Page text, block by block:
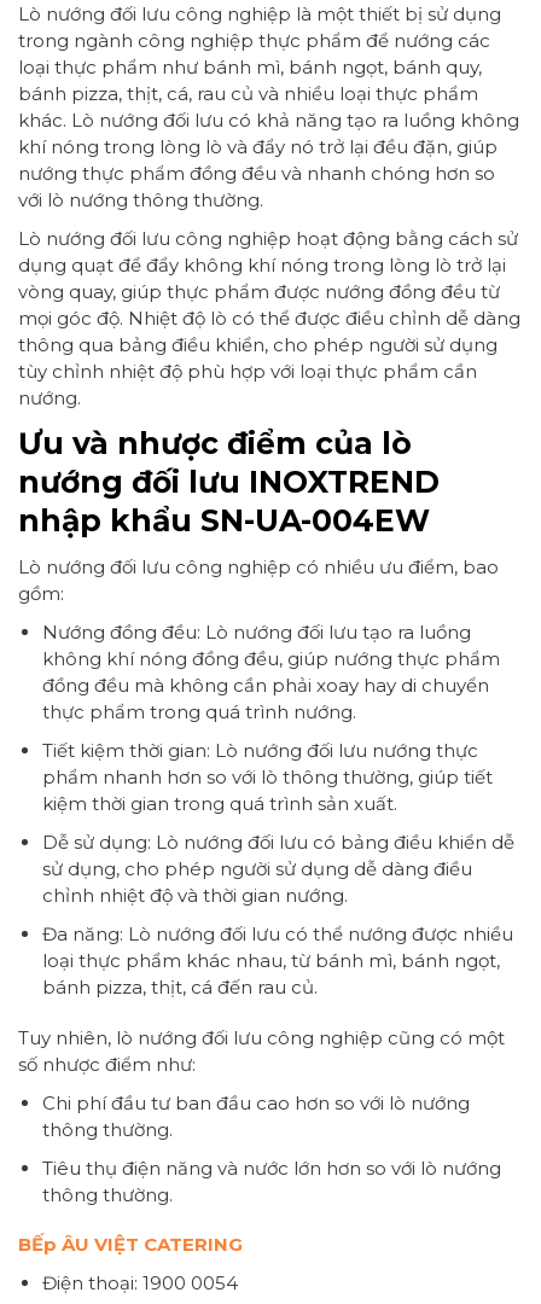
Lò nướng đối lưu công nghiệp là một thiết bị sử dụng
trong ngành công nghiệp thực phẩm để nướng các
loại thực phẩm như bánh mì, bánh ngọt, bánh quy,
bánh pizza, thịt, cá, rau củ và nhiều loại thực phẩm
khác. Lò nướng đối lưu có khả năng tạo ra luồng không
khí nóng trong lòng lò và đẩy nó trở lại đều đặn, giúp
nướng thực phẩm đồng đều và nhanh chóng hơn so
với lò nướng thông thường.
Lò nướng đối lưu công nghiệp hoạt động bằng cách sử
dụng quạt để đẩy không khí nóng trong lòng lò trở lại
vòng quay, giúp thực phẩm được nướng đồng đều từ
mọi góc độ. Nhiệt độ lò có thể được điều chỉnh dễ dàng
thông qua bảng điều khiển, cho phép người sử dụng
tùy chỉnh nhiệt độ phù hợp với loại thực phẩm cần
nướng.
Ưu và nhược điểm của lò
nướng đối lưu INOXTREND
nhập khẩu SN-UA-004EW
Lò nướng đối lưu công nghiệp có nhiều ưu điểm, bao
gồm:
Nướng đồng đều: Lò nướng đối lưu tạo ra luồng
không khí nóng đồng đều, giúp nướng thực phẩm
đồng đều mà không cần phải xoay hay di chuyển
thực phẩm trong quá trình nướng.
Tiết kiệm thời gian: Lò nướng đối lưu nướng thực
phẩm nhanh hơn so với lò thông thường, giúp tiết
kiệm thời gian trong quá trình sản xuất.
Dễ sử dụng: Lò nướng đối lưu có bảng điều khiển dễ
sử dụng, cho phép người sử dụng dễ dàng điều
chỉnh nhiệt độ và thời gian nướng.
Đa năng: Lò nướng đối lưu có thể nướng được nhiều
loại thực phẩm khác nhau, từ bánh mì, bánh ngọt,
bánh pizza, thịt, cá đến rau củ.
Tuy nhiên, lò nướng đối lưu công nghiệp cũng có một
số nhược điểm như:
Chi phí đầu tư ban đầu cao hơn so với lò nướng
thông thường.
Tiêu thụ điện năng và nước lớn hơn so với lò nướng
thông thường.
BẾp ÂU VIỆT CATERING
Điện thoại: 1900 0054